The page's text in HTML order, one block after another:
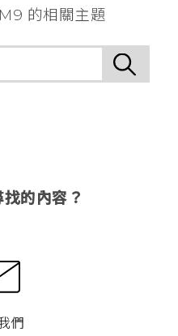
的相關主題
的內容？
們